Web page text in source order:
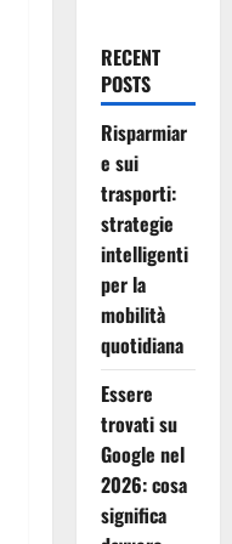
RECENT
POSTS
Risparmiar
e sui
trasporti:
strategie
intelligenti
per la
mobilità
quotidiana
Essere
trovati su
Google nel
2026: cosa
significa